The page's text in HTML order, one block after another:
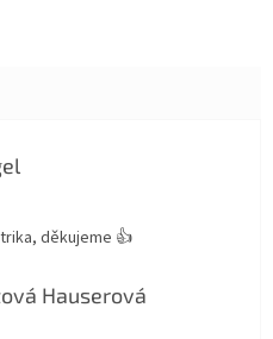
je 5 z 5 hvězdiček.
děkujeme 👍
Hauserová
je 5 z 5 hvězdiček.